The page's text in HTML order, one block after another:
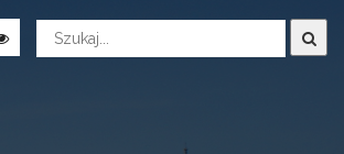
Wyszukaj